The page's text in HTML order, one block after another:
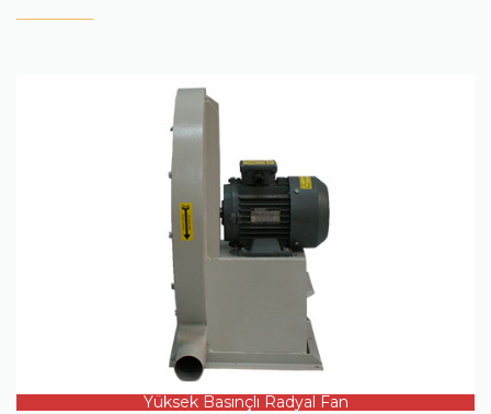
ÜRÜN DETAYI
Yüksek Basınçlı Radyal Fan